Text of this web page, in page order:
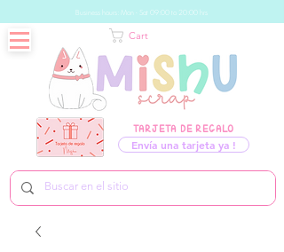
Business hours: Mon - Sat 09:00 to 20:00 hrs
TARJETA DE REGALO
Envía una tarjeta ya !
Cart